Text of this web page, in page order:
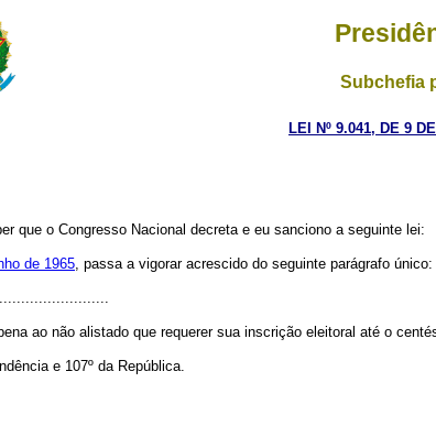
Subchefia
LEI Nº 9.041, DE 9
que o Congresso Nacional decreta e eu sanciono a seguinte lei:
de 1965, passa a vigorar acrescido do seguinte parágrafo único:
ao não alistado que requerer sua inscrição eleitoral até o
e 107º da República.